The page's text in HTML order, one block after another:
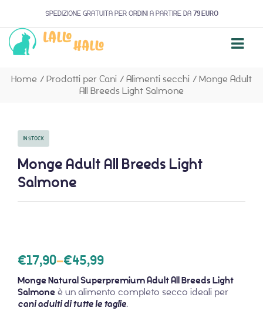
SPEDIZIONE GRATUITA PER ORDINI A PARTIRE DA 79 EURO
Home / Prodotti per Cani / Alimenti secchi / Monge Adult
All Breeds Light Salmone
IN STOCK
Monge Adult All Breeds Light
Salmone
€17,90–€45,99
Monge Natural Superpremium Adult All Breeds Light
Salmone è un alimento completo secco ideali per
cani adulti di tutte le taglie.